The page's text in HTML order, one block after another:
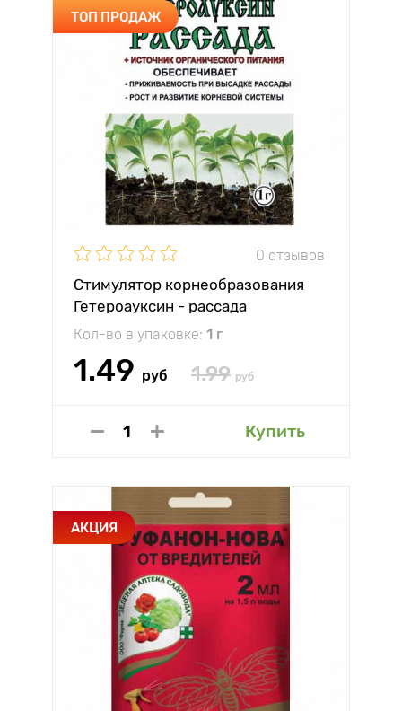
ТОП ПРОДАЖ
0 отзывов
Стимулятор корнеобразования
Гетероауксин - рассада
Кол-во в упаковке: 1 г
1.49 руб 1.99 руб
Купить
АКЦИЯ